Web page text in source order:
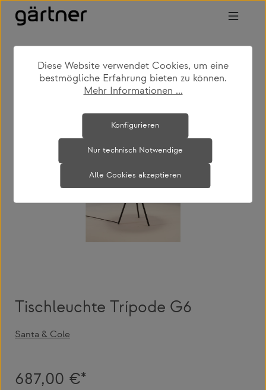
Zum Hauptinhalt springen
shop produkte leuchten tischleuchten
Bildergalerie überspringen
Tischleuchte Trípode G6
Santa & Cole
687,00 €*
Diese Website verwendet Cookies, um eine
bestmögliche Erfahrung bieten zu können.
Mehr Informationen ...
Nur technisch Notwendige
Konfigurieren
Alle Cookies akzeptieren